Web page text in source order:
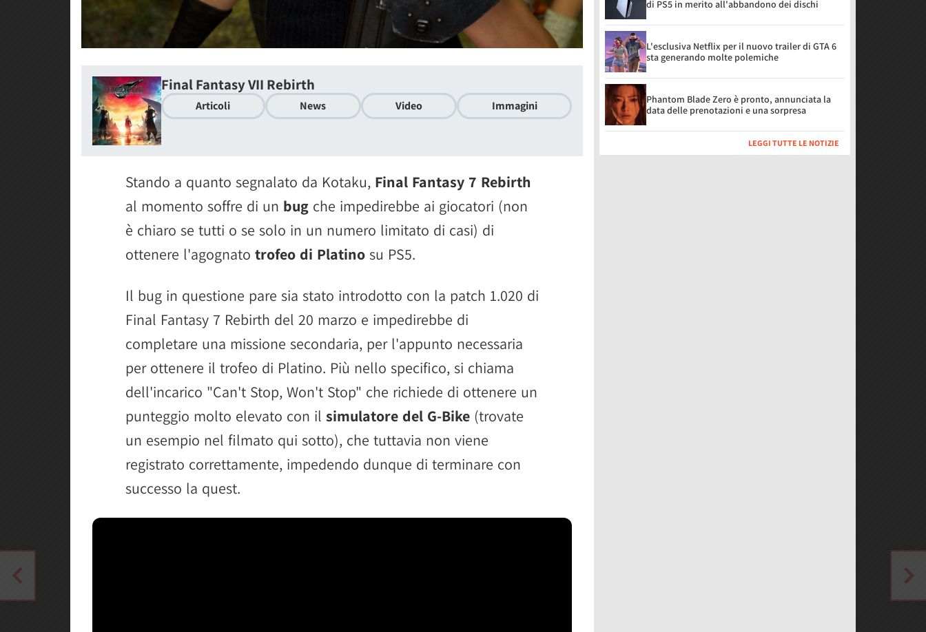
Final Fantasy VII Rebirth
Articoli News Video Immagini
Stando a quanto segnalato da Kotaku, Final Fantasy 7 Rebirth
al momento soffre di un bug che impedirebbe ai giocatori (non
è chiaro se tutti o se solo in un numero limitato di casi) di
ottenere l'agognato trofeo di Platino su PS5.
Il bug in questione pare sia stato introdotto con la patch 1.020 di
Final Fantasy 7 Rebirth del 20 marzo e impedirebbe di
completare una missione secondaria, per l'appunto necessaria
per ottenere il trofeo di Platino. Più nello specifico, si chiama
dell'incarico "Can't Stop, Won't Stop" che richiede di ottenere un
punteggio molto elevato con il simulatore del G-Bike (trovate
un esempio nel filmato qui sotto), che tuttavia non viene
registrato correttamente, impedendo dunque di terminare con
successo la quest.
di PS5 in merito all'abbandono dei dischi
L'esclusiva Netflix per il nuovo trailer di GTA 6
sta generando molte polemiche
Phantom Blade Zero è pronto, annunciata la
data delle prenotazioni e una sorpresa
LEGGI TUTTE LE NOTIZIE